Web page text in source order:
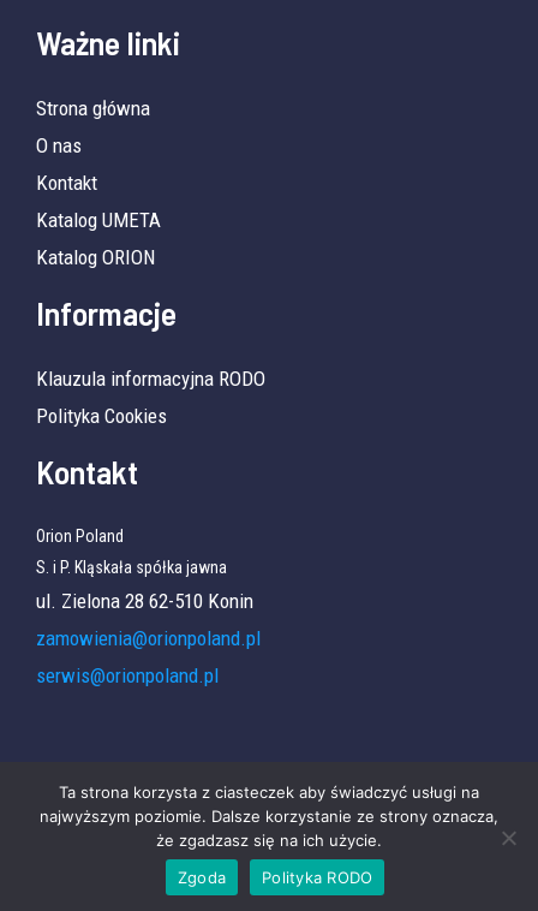
Ważne linki
Strona główna
O nas
Kontakt
Katalog UMETA
Katalog ORION
Informacje
Klauzula informacyjna RODO
Polityka Cookies
Kontakt
Orion Poland
S. i P. Kląskała spółka jawna
ul. Zielona 28 62-510 Konin
zamowienia@orionpoland.pl
serwis@orionpoland.pl
Copyright © 2026 ORION POLAND | Powered by ORION
POLAND
Ta strona korzysta z ciasteczek aby świadczyć usługi na
najwyższym poziomie. Dalsze korzystanie ze strony oznacza,
że zgadzasz się na ich użycie.
Zgoda
Polityka RODO